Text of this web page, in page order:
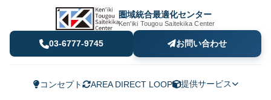
圏域統合最適化センター
Ken'iki Tougou Saitekika Center
03-6777-9745 お問い合わせ
コンセプト AREA DIRECT LOOP 提供サービス